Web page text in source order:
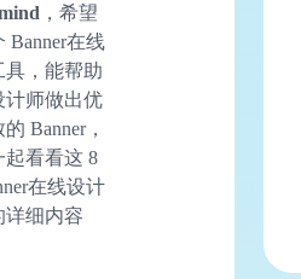
，希望
Banner在线
具，能帮助
计师做出优
Banner，
起看看这 8
在线设计
详细内容